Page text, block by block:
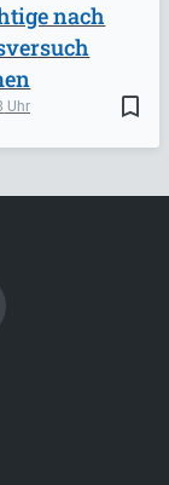
bookmark_border
nach